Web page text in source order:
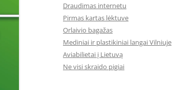
Draudimas internetu
Pirmas kartas lėktuve
Orlaivio bagažas
Mediniai ir plastikiniai langai Vilniuje
Aviabilietai į Lietuvą
Ne visi skraido pigiai